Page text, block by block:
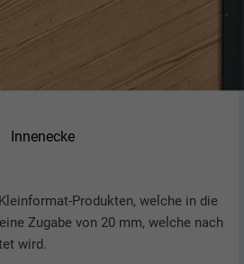
Innenecke
Produkten, welche in die
Zugabe von 20 mm, welche nach
wird.